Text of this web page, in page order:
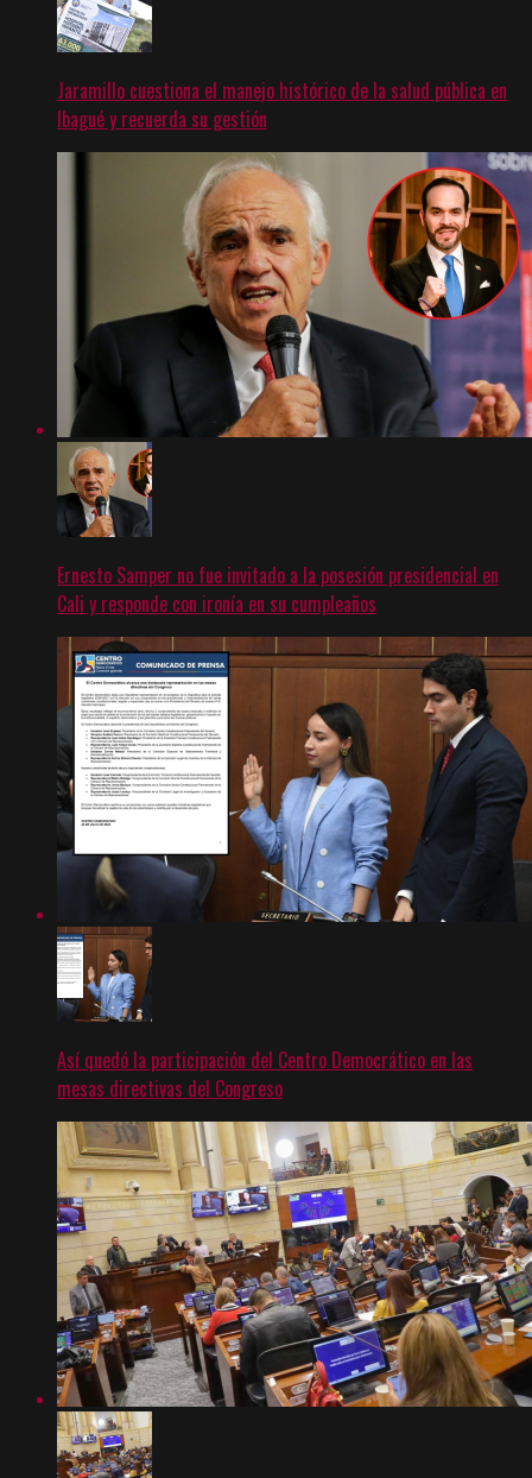
Jaramillo cuestiona el manejo histórico de la salud pública en
Ibagué y recuerda su gestión
Ernesto Samper no fue invitado a la posesión presidencial en
Cali y responde con ironía en su cumpleaños
Así quedó la participación del Centro Democrático en las
mesas directivas del Congreso